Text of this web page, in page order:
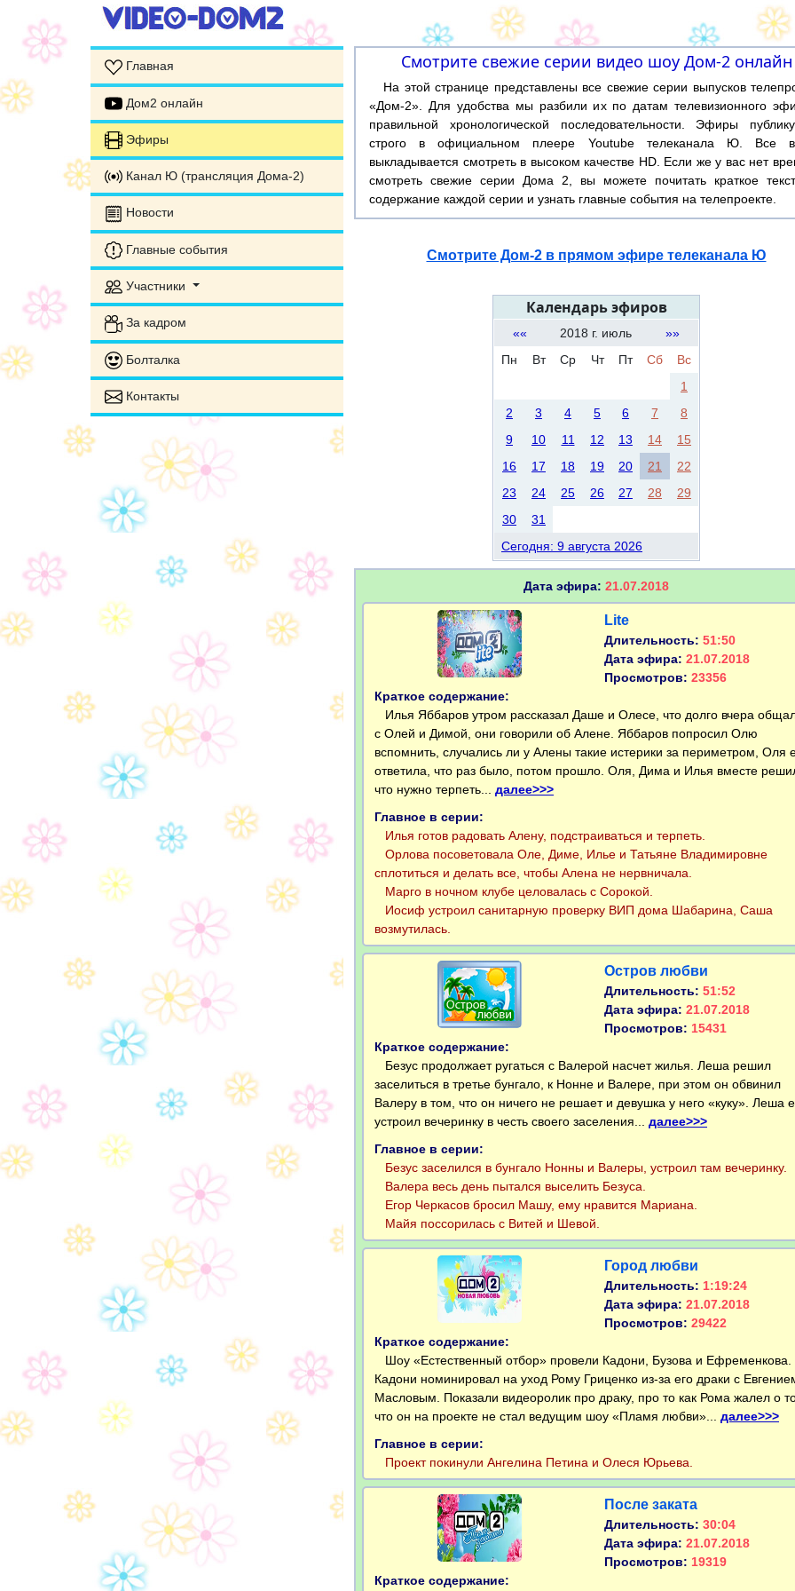
Главная
Дом2 онлайн
Эфиры
Канал Ю (трансляция Дома-2)
Новости
Главные события
Участники
За кадром
Болталка
Контакты
Смотрите свежие серии видео шоу Дом-2 онлайн
На этой странице представлены все свежие серии выпусков
«Дом-2». Для удобства мы разбили их по датам телевизионного
правильной хронологической последовательности. Эфиры
строго в официальном плеере Youtube телеканала Ю. Все
выкладывается смотреть в высоком качестве HD. Если же у вас нет
смотреть свежие серии Дома 2, вы можете почитать краткое
содержание каждой серии и узнать главные события на телепроекте.
Смотрите Дом-2 в прямом эфире телеканала Ю
Календарь эфиров
«« 2018 г. июль
»»
Пн
Вт Ср Чт Пт Сб
Вс
1
2
3 4 5 6 7
8
9
10 11 12 13 14
15
16
17 18 19 20 21
22
23
24 25 26 27 28
29
30
31
Сегодня: 9 августа 2026
Дата эфира: 21.07.2018
Lite
Длительность: 51:50
Дата эфира: 21.07.2018
Просмотров: 23356
Краткое содержание:
Илья Яббаров утром рассказал Даше и Олесе, что долго вчера
с Олей и Димой, они говорили об Алене. Яббаров попросил Олю
вспомнить, случались ли у Алены такие истерики за периметром, Оля
ответила, что раз было, потом прошло. Оля, Дима и Илья вместе
что нужно терпеть... далее>>>
Главное в серии:
Илья готов радовать Алену, подстраиваться и терпеть.
Орлова посоветовала Оле, Диме, Илье и Татьяне Владимировне
сплотиться и делать все, чтобы Алена не нервничала.
Марго в ночном клубе целовалась с Сорокой.
Иосиф устроил санитарную проверку ВИП дома Шабарина, Саша
возмутилась.
Остров любви
Длительность: 51:52
Дата эфира: 21.07.2018
Просмотров: 15431
Краткое содержание:
Безус продолжает ругаться с Валерой насчет жилья. Леша решил
заселиться в третье бунгало, к Нонне и Валере, при этом он обвинил
Валеру в том, что он ничего не решает и девушка у него «куку». Леша
устроил вечеринку в честь своего заселения... далее>>>
Главное в серии:
Безус заселился в бунгало Нонны и Валеры, устроил там вечеринку.
Валера весь день пытался выселить Безуса.
Егор Черкасов бросил Машу, ему нравится Мариана.
Майя поссорилась с Витей и Шевой.
Город любви
Длительность: 1:19:24
Дата эфира: 21.07.2018
Просмотров: 29422
Краткое содержание:
Шоу «Естественный отбор» провели Кадони, Бузова и Ефременкова.
Кадони номинировал на уход Рому Гриценко из-за его драки с
Масловым. Показали видеоролик про драку, про то как Рома жалел о
что он на проекте не стал ведущим шоу «Пламя любви»... далее>>>
Главное в серии:
Проект покинули Ангелина Петина и Олеся Юрьева.
После заката
Длительность: 30:04
Дата эфира: 21.07.2018
Просмотров: 19319
Краткое содержание: